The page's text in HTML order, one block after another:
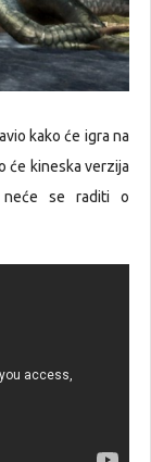
kako će igra na
će kineska verzija
se raditi o